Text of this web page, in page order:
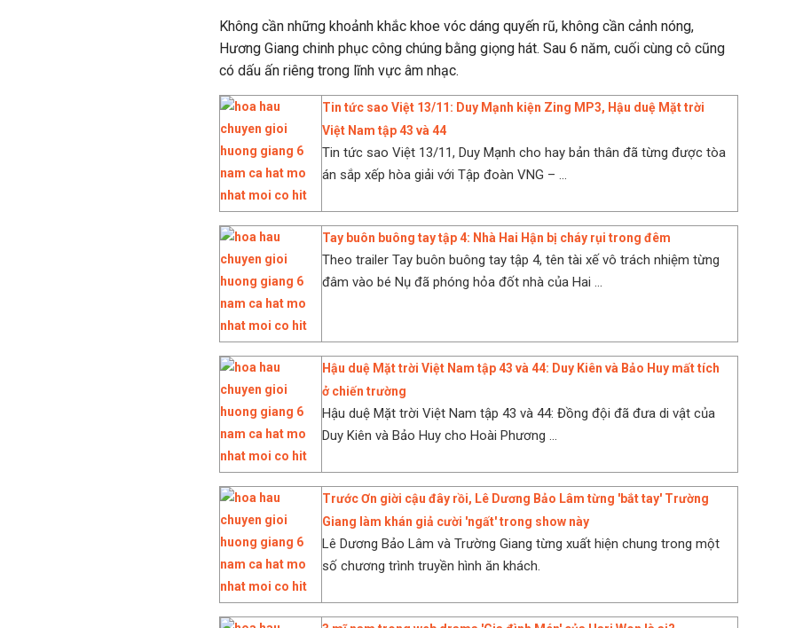
Không cần những khoảnh khắc khoe vóc dáng quyến rũ, không cần cảnh nóng,
Hương Giang chinh phục công chúng bằng giọng hát. Sau 6 năm, cuối cùng cô cũng
có dấu ấn riêng trong lĩnh vực âm nhạc.
Tin tức sao Việt 13/11: Duy Mạnh kiện Zing MP3, Hậu duệ Mặt trời
Việt Nam tập 43 và 44
Tin tức sao Việt 13/11, Duy Mạnh cho hay bản thân đã từng được tòa
án sắp xếp hòa giải với Tập đoàn VNG – ...
Tay buôn buông tay tập 4: Nhà Hai Hận bị cháy rụi trong đêm
Theo trailer Tay buôn buông tay tập 4, tên tài xế vô trách nhiệm từng
đâm vào bé Nụ đã phóng hỏa đốt nhà của Hai ...
Hậu duệ Mặt trời Việt Nam tập 43 và 44: Duy Kiên và Bảo Huy mất tích
ở chiến trường
Hậu duệ Mặt trời Việt Nam tập 43 và 44: Đồng đội đã đưa di vật của
Duy Kiên và Bảo Huy cho Hoài Phương ...
Trước Ơn giời cậu đây rồi, Lê Dương Bảo Lâm từng 'bắt tay' Trường
Giang làm khán giả cười 'ngất' trong show này
Lê Dương Bảo Lâm và Trường Giang từng xuất hiện chung trong một
số chương trình truyền hình ăn khách.